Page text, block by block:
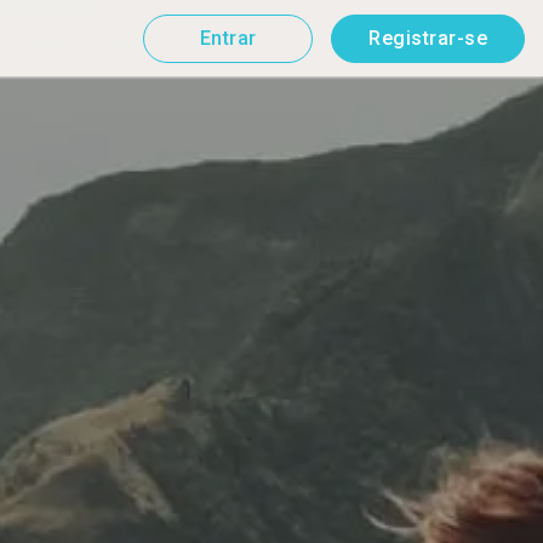
Entrar Registrar-se